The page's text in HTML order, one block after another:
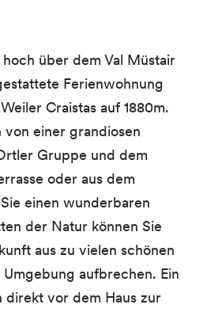
über dem Val Müstair
Ferienwohnung
Craistas auf 1880m.
von einer grandiosen
Gruppe und dem
oder aus dem
einen wunderbaren
der Natur können Sie
aus zu vielen schönen
aufbrechen. Ein
direkt vor dem Haus zur